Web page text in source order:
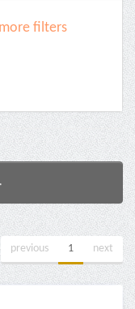
filters
previous 1 next